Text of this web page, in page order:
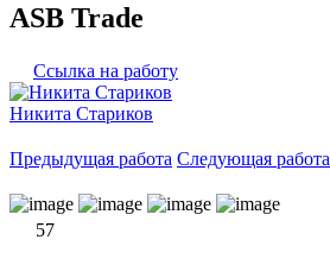
ASB Trade
Ссылка на работу
Никита Стариков
Предыдущая работа Следующая работа
57